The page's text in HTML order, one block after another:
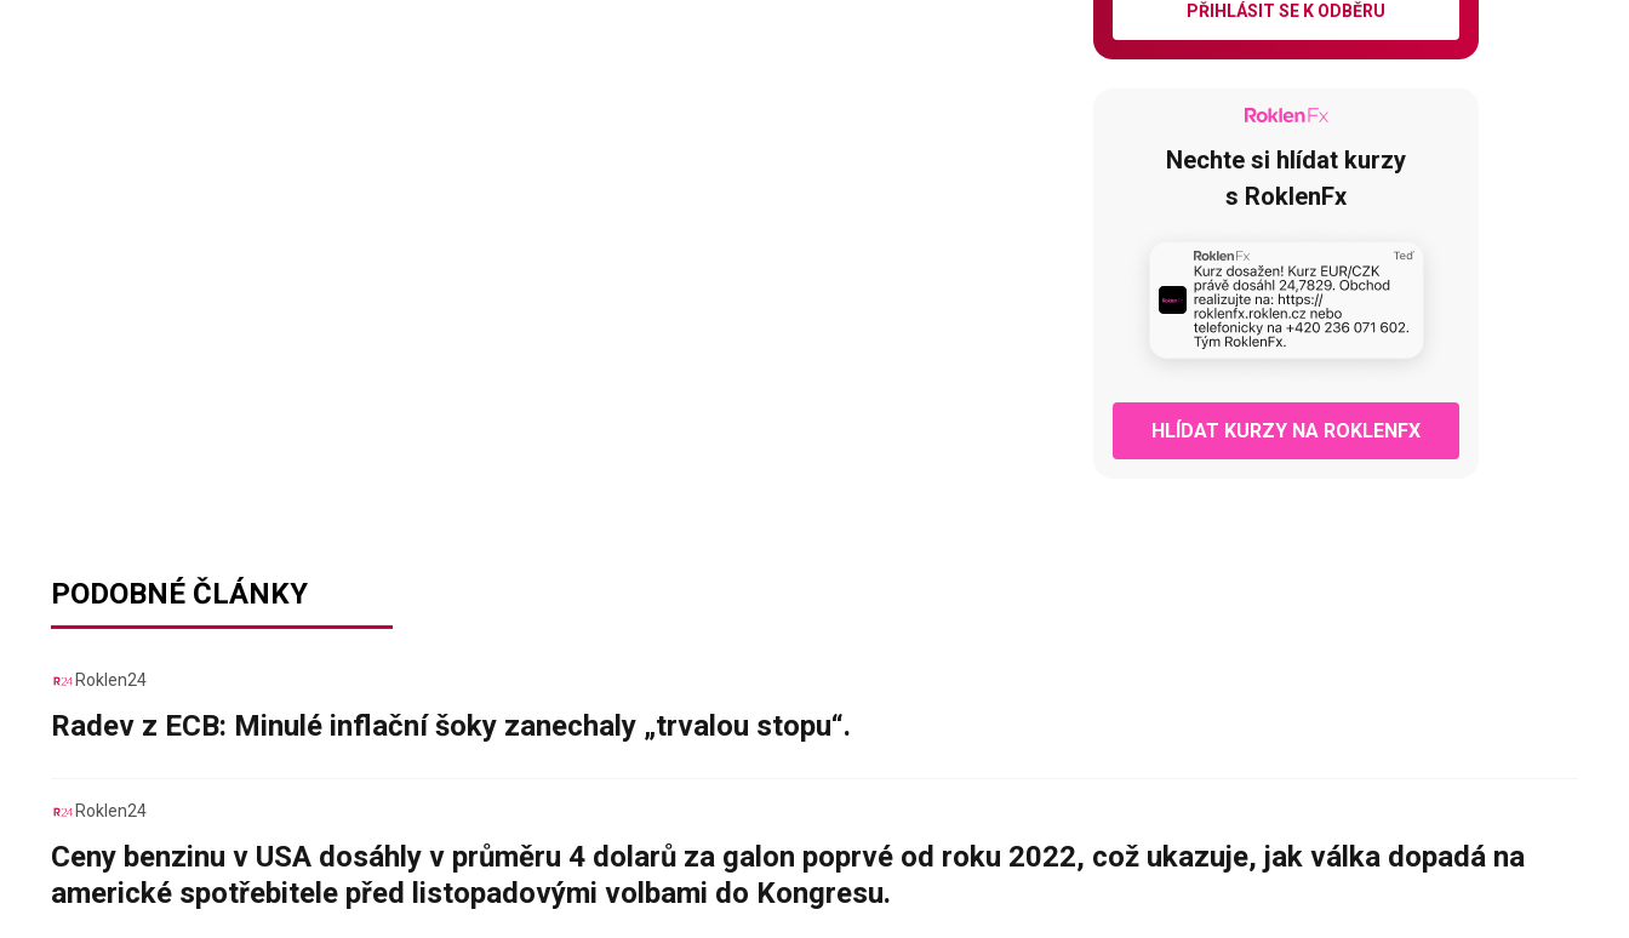
PŘIHLÁSIT SE K ODBĚRU
Nechte si hlídat kurzy
s RoklenFx
HLÍDAT KURZY NA ROKLENFX
PODOBNÉ ČLÁNKY
Roklen24
Radev z ECB: Minulé inflační šoky zanechaly „trvalou stopu“.
Roklen24
Ceny benzinu v USA dosáhly v průměru 4 dolarů za galon poprvé od roku 2022, což ukazuje, jak válka dopadá na
americké spotřebitele před listopadovými volbami do Kongresu.